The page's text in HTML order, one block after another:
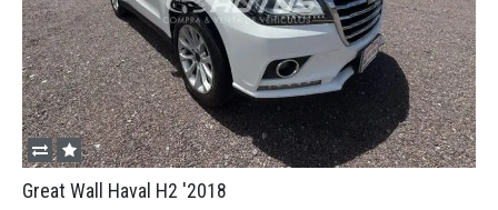
Great Wall Haval H2 '2018